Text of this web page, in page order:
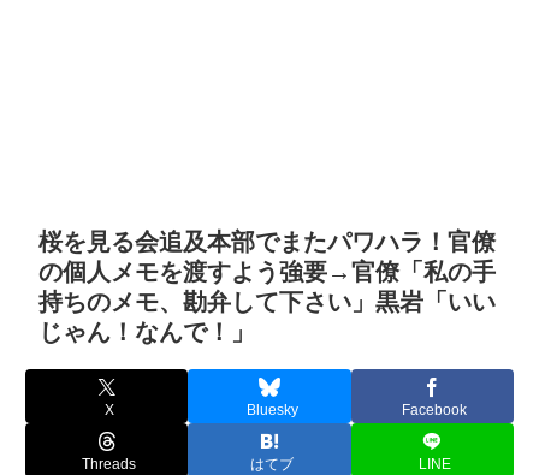
桜を見る会追及本部でまたパワハラ！官僚
の個人メモを渡すよう強要→官僚「私の手
持ちのメモ、勘弁して下さい」黒岩「いい
じゃん！なんで！」
X Bluesky Facebook
Threads はてブ LINE